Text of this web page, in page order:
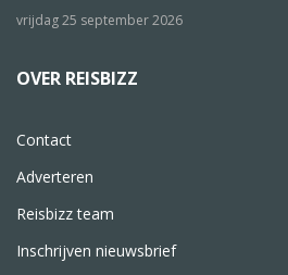
vrijdag 25 september 2026
OVER REISBIZZ
Contact
Adverteren
Reisbizz team
Inschrijven nieuwsbrief